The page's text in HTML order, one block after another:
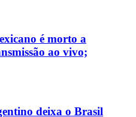
é morto a
ao vivo;
deixa o Brasil